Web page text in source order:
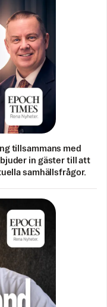
tillsammans med
in gäster till att
samhällsfrågor.